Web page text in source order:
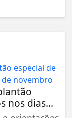
nos dias...